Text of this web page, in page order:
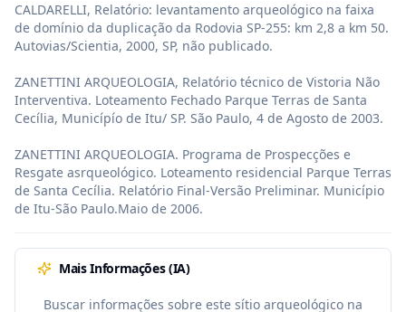
CALDARELLI, Relatório: levantamento arqueológico na faixa
de domínio da duplicação da Rodovia SP-255: km 2,8 a km 50.
Autovias/Scientia, 2000, SP, não publicado.
ZANETTINI ARQUEOLOGIA, Relatório técnico de Vistoria Não
Interventiva. Loteamento Fechado Parque Terras de Santa
Cecília, Municípío de Itu/ SP. São Paulo, 4 de Agosto de 2003.
ZANETTINI ARQUEOLOGIA. Programa de Prospecções e
Resgate asrqueológico. Loteamento residencial Parque Terras
de Santa Cecília. Relatório Final-Versão Preliminar. Município
de Itu-São Paulo.Maio de 2006.
Mais Informações (IA)
Buscar informações sobre este sítio arqueológico na